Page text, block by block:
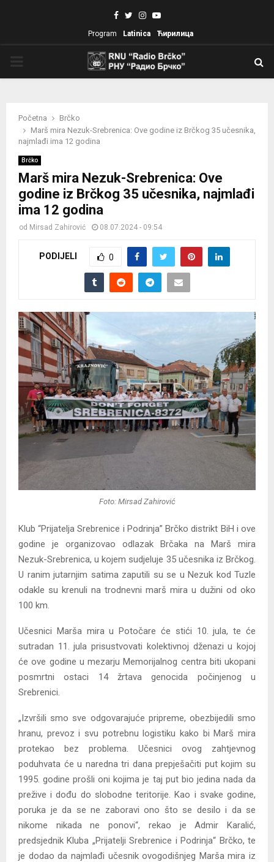
Facebook
TwitterInstagram
Youtube
Program Latinica Ћирилица
Početna
Brčko
Marš mira Nezuk-Srebrenica: Ove godine iz Brčkog 35 učesnika,
najmlađi ima 12 godina
Brčko
Marš mira Nezuk-Srebrenica: Ove
godine iz Brčkog 35 učesnika, najmlađi
ima 12 godina
od Mirsad Zahirović 08.07.2024 - 09:54
PODIJELI 0
Foto: Mirsad Zahirović
Klub “Prijatelja Srebrenice i Podrinja” Brčko distrikt BiH i ove
godine je organizovao odlazak Brčaka na Marš mira
Nezuk-Srebrenica, u kojem sudjeluje 35 učesnika iz Brčkog.
U ranim jutarnjim satima zaputili su se u Nezuk kod Tuzle
odakle su krenuli na trodnevni marš mira u dužini od oko
100 km.
Učesnici Marša mira u Potočare će stići 10. jula, te će
sutradan 11. jula prisustvovati kolektivnoj dženazi u kojoj
će ove godine u mezarju Memorijalnog centra biti ukopani
posmrtni ostaci 14 žrtava genocida počinjenog u
Srebrenici.
„Izvršili smo sve odgovarajuće pripreme, obezbijedili smo
hranu, prevoz i svu potrebnu logistiku kako bi Marš mira
protekao bez problema. Učesnici ovog zahtjevnog
poduhvata će u naredna tri dana prepješačiti put kojim su
1995. godine prošli oni kojima je taj put bio jedina nada da
prežive i dođu do slobodne teritorije. Kao i svake godine,
poruka je da se ne zaboravi ono što se desilo i da se
nikome nikada ne ponovi“, rekao je Admir Karalić,
predsjednik Kluba „Prijatelji Srebrenice i Podrinja“ Brčko, te
je dodao da najmlađi učesnik ovogodišnjeg Marša mira iz